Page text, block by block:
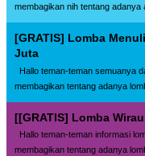
membagikan nih tentang adanya
[GRATIS] Lomba
Juta
Hallo teman-teman semuanya
membagikan tentang adanya
[[GRATIS] Lomba
Hallo teman-teman informasi
membagikan tentang adanya